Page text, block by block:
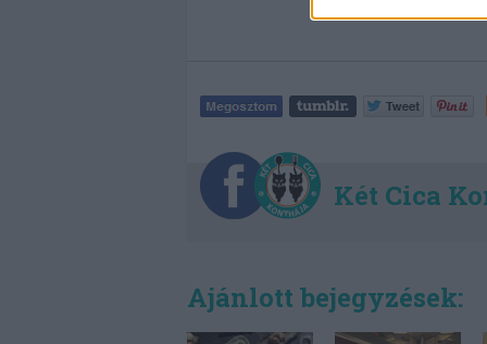
Két Cica
Ajánlott bejegyzések: